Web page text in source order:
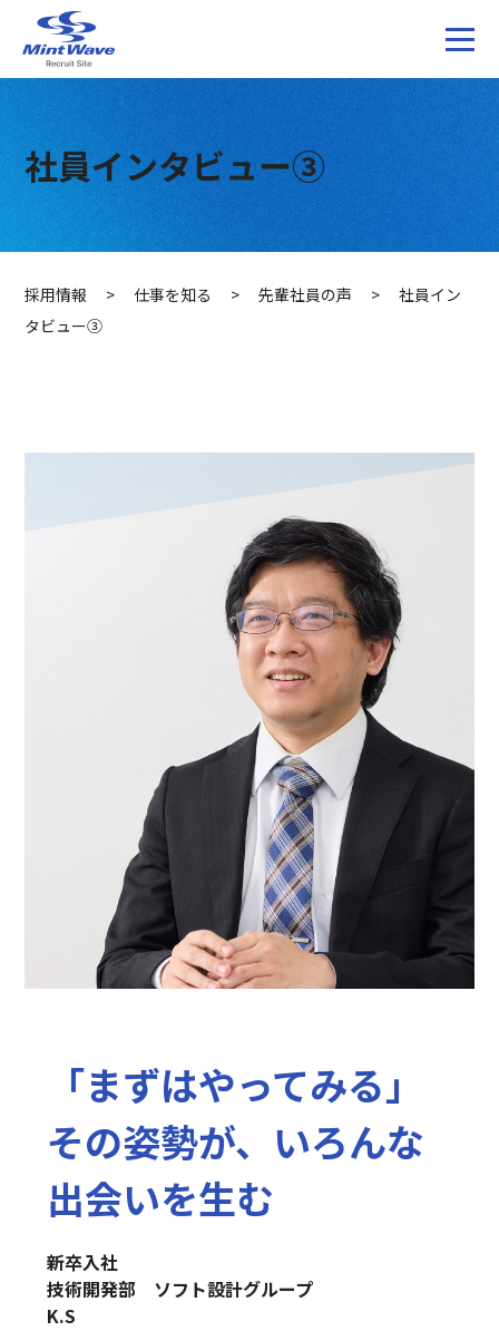
社員インタビュー③
採用情報 > 仕事を知る > 先輩社員の声 >
社員イン
タビュー③
「まずはやってみる」
その姿勢が、いろんな
出会いを生む
新卒入社
技術開発部　ソフト設計グループ
K.S